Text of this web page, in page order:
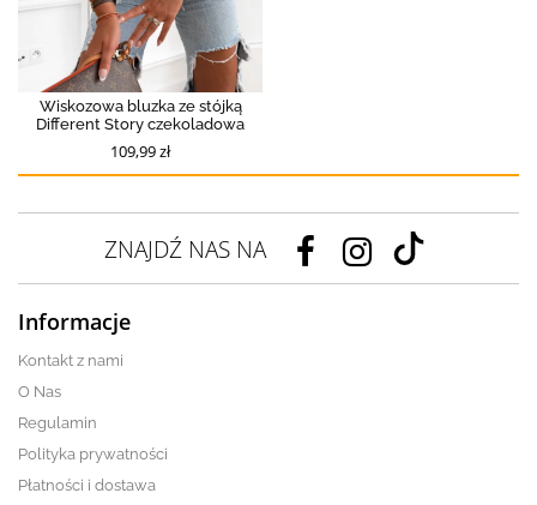
Wiskozowa bluzka ze stójką
Different Story czekoladowa
109,99 zł
ZNAJDŹ NAS NA
Informacje
Kontakt z nami
O Nas
Regulamin
Polityka prywatności
Płatności i dostawa